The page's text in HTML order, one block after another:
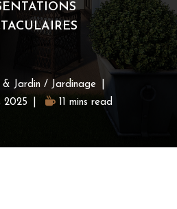
& Jardin / Jardinage
2025
11 mins read